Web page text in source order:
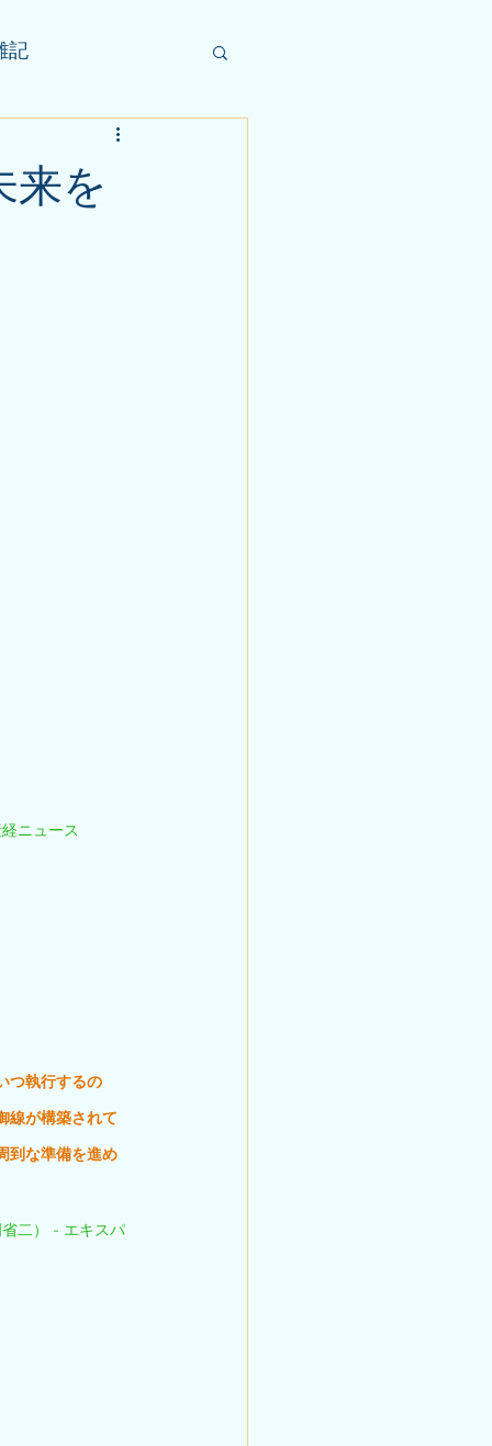
記
を
ニュース
つ執行するの
線が構築されて
到な準備を進め
二） - エキスパ